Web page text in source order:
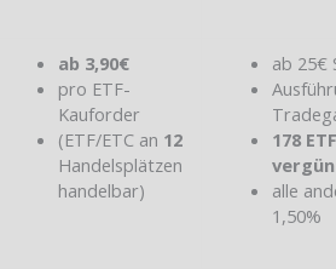
ab 3,90€
pro ETF-
Kauforder
(ETF/ETC an 12
Handelsplätzen
handelbar)
ab 25€
178
alle
1,50%